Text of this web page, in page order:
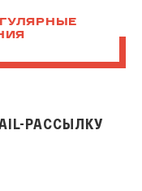
РАССЫЛКУ